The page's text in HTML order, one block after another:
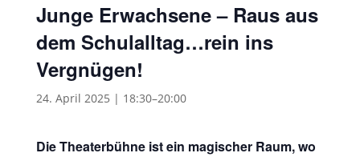
Junge Erwachsene – Raus aus
dem Schulalltag…rein ins
Vergnügen!
24. April 2025 | 18:30–20:00
Die Theaterbühne ist ein magischer Raum, wo